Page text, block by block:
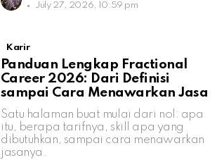
July 27, 2026, 10:59 pm
Karir
Panduan Lengkap Fractional
Career 2026: Dari Definisi
sampai Cara Menawarkan Jasa
Satu halaman buat mulai dari nol: apa
itu, berapa tarifnya, skill apa yang
dibutuhkan, sampai cara menawarkan
jasanya.